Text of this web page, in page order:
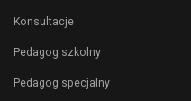
Konsultacje
Pedagog szkolny
Pedagog specjalny